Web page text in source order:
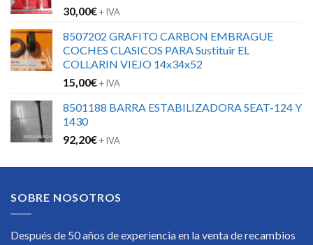
30,00€+ IVA
8507202 GRAFITO CARBON EMBRAGUE
COCHES CLASICOS PARA Sustituir EL
COLLARIN VIEJO 14x34x52
15,00€+ IVA
8501188 BARRA ESTABILIZADORA SEAT-124 Y
1430
92,20€+ IVA
SOBRE NOSOTROS
Después de 50 años de experiencia en la venta de recambios